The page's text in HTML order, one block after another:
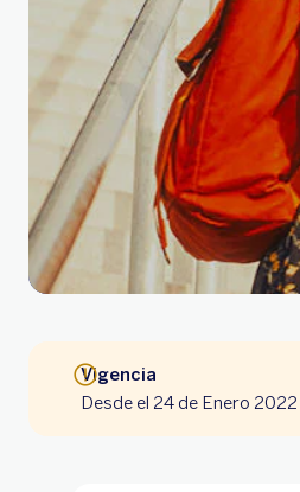
Vigencia
Desde el 24 de Enero